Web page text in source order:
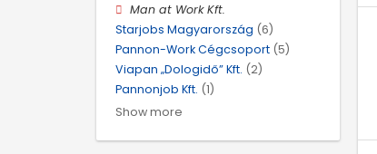
Man at Work Kft.
Starjobs Magyarország (6)
Pannon-Work Cégcsoport (5)
Viapan „Dologidő” Kft. (2)
Pannonjob Kft. (1)
Show more